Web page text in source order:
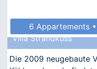
6 Appartements
Villa Strandkuss
Die 2009 neugebaute